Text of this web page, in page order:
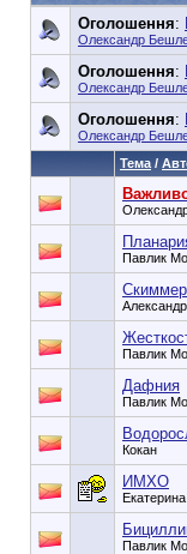
Оголошення:
Олександр
Оголошення:
Олександр
Оголошення:
Олександр
Тема /
Павлик
Павлик
Дафния
Павлик
Кокан
ИМХО
Павлик